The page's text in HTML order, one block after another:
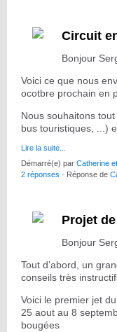
Circuit
Bonjour
Voici ce que nous
ocotbre prochain en
Nous souhaitons
bus touristiques, ...)
Lire la suite...
Démarré(e) par Catherine
2 réponses · Réponse de
Projet
Bonjour
Tout d’abord, un
conseils très
Voici le premier jet
25 aout au 8
bougées